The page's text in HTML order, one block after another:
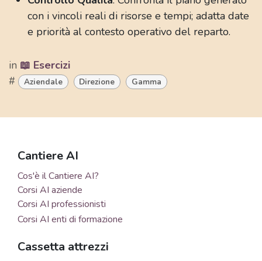
con i vincoli reali di risorse e tempi; adatta date
e priorità al contesto operativo del reparto.
in 📖 Esercizi
#
Aziendale Direzione Gamma
Cantiere AI
Cos'è il Cantiere AI?
Corsi AI aziende
Corsi AI professionisti
Corsi AI enti di formazione
Cassetta attrezzi